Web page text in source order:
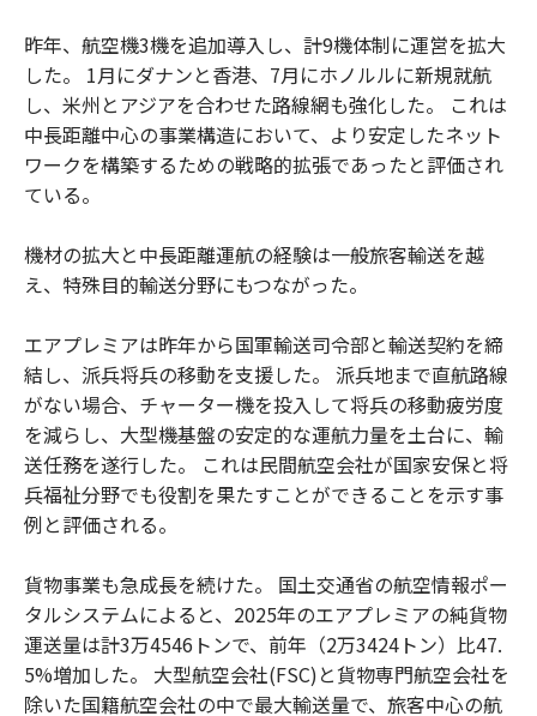
昨年、航空機3機を追加導入し、計9機体制に運営を拡大
した。 1月にダナンと香港、7月にホノルルに新規就航
し、米州とアジアを合わせた路線網も強化した。 これは
中長距離中心の事業構造において、より安定したネット
ワークを構築するための戦略的拡張であったと評価され
ている。
機材の拡大と中長距離運航の経験は一般旅客輸送を越
え、特殊目的輸送分野にもつながった。
エアプレミアは昨年から国軍輸送司令部と輸送契約を締
結し、派兵将兵の移動を支援した。 派兵地まで直航路線
がない場合、チャーター機を投入して将兵の移動疲労度
を減らし、大型機基盤の安定的な運航力量を土台に、輸
送任務を遂行した。 これは民間航空会社が国家安保と将
兵福祉分野でも役割を果たすことができることを示す事
例と評価される。
貨物事業も急成長を続けた。 国土交通省の航空情報ポー
タルシステムによると、2025年のエアプレミアの純貨物
運送量は計3万4546トンで、前年（2万3424トン）比47.
5%増加した。 大型航空会社(FSC)と貨物専門航空会社を
除いた国籍航空会社の中で最大輸送量で、旅客中心の航